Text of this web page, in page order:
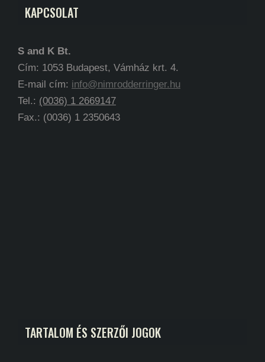
KAPCSOLAT
S and K Bt.
Cím: 1053 Budapest, Vámház krt. 4.
E-mail cím: info@nimrodderringer.hu
Tel.: (0036) 1 2669147
Fax.: (0036) 1 2350643
TARTALOM ÉS SZERZŐI JOGOK